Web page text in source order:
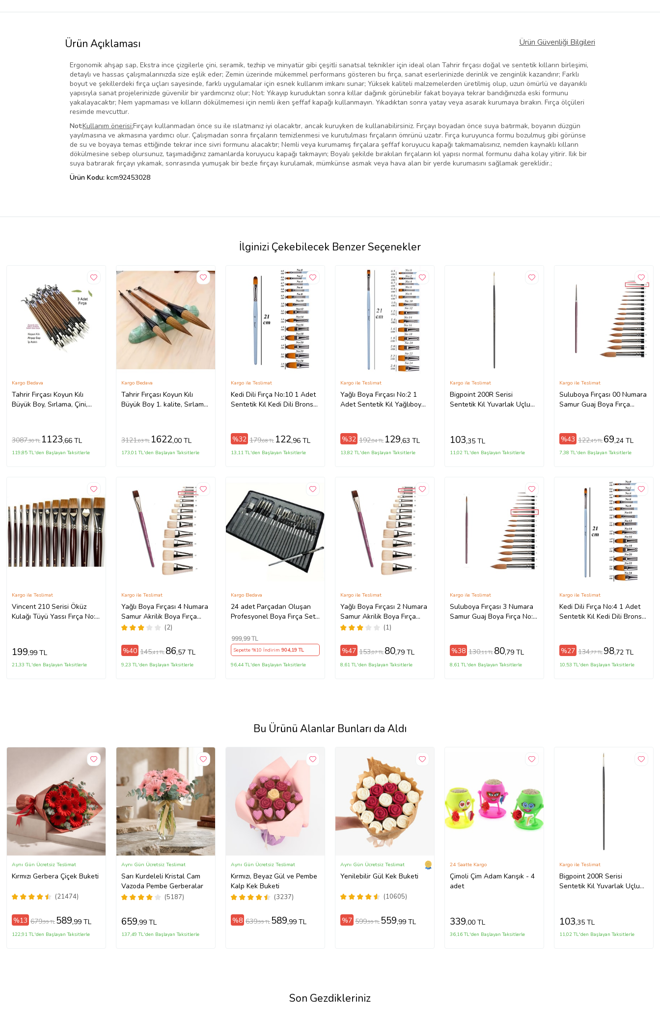
Ürün Açıklaması Ürün Güvenliği Bilgileri
Ergonomik ahşap sap, Ekstra ince çizgilerle çini, seramik, tezhip ve minyatür gibi çeşitli sanatsal teknikler için ideal olan Tahrir fırçası doğal ve sentetik kılların birleşimi,
detaylı ve hassas çalışmalarınızda size eşlik eder; Zemin üzerinde mükemmel performans gösteren bu fırça, sanat eserlerinizde derinlik ve zenginlik kazandırır; Farklı
boyut ve şekillerdeki fırça uçları sayesinde, farklı uygulamalar için esnek kullanım imkanı sunar; Yüksek kaliteli malzemelerden üretilmiş olup, uzun ömürlü ve dayanıklı
yapısıyla sanat projelerinizde güvenilir bir yardımcınız olur; Not: Yıkayıp kuruduktan sonra kıllar dağınık görünebilir fakat boyaya tekrar bandığınızda eski formunu
yakalayacaktır; Nem yapmaması ve kılların dökülmemesi için nemli iken şeffaf kapağı kullanmayın. Yıkadıktan sonra yatay veya asarak kurumaya bırakın. Fırça ölçüleri
resimde mevcuttur.
Not:Kullanım önerisi:Fırçayı kullanmadan önce su ile ıslatmanız iyi olacaktır, ancak kuruyken de kullanabilirsiniz. Fırçayı boyadan önce suya batırmak, boyanın düzgün
yayılmasına ve akmasına yardımcı olur. Çalışmadan sonra fırçaların temizlenmesi ve kurutulması fırçaların ömrünü uzatır. Fırça kuruyunca formu bozulmuş gibi görünse
de su ve boyaya temas ettiğinde tekrar ince sivri formunu alacaktır; Nemli veya kurumamış fırçalara şeffaf koruyucu kapağı takmamalısınız, nemden kaynaklı kılların
dökülmesine sebep olursunuz, taşımadığınız zamanlarda koruyucu kapağı takmayın; Boyalı şekilde bırakılan fırçaların kıl yapısı normal formunu daha kolay yitirir. Ilık bir
suya batırarak fırçayı yıkamak, sonrasında yumuşak bir bezle fırçayı kurulamak, mümkünse asmak veya hava alan bir yerde kurumasını sağlamak gereklidir.;
Ürün Kodu: kcm92453028
İlginizi Çekebilecek Benzer Seçenekler
Tahrir Fırçası Koyun Kılı
Büyük Boy, Sırlama, Çini,
Kargo Bedava
3087,30 TL 1123,66 TL
119,85 TL'den Başlayan Taksitlerle
Tahrir Fırçası Koyun Kılı
Büyük Boy 1. kalite, Sırlama,
M-L 3 Adet (Çok Renkli)
Kargo Bedava
3121,63 TL 1622,00 TL
173,01 TL'den Başlayan Taksitlerle
Kedi Dili Fırça No:10 1 Adet
Sentetik Kıl Kedi Dili Brons
Kargo ile Teslimat
%32 179,68 TL 122,96 TL
13,11 TL'den Başlayan Taksitlerle
Yağlı Boya Fırçası No:2 1
Adet Sentetik Kıl Yağlıboya
Guaj Boya
Kargo ile Teslimat
%32 192,04 TL 129,63 TL
13,82 TL'den Başlayan Taksitlerle
Bigpoint 200R Serisi
Sentetik Kıl Yuvarlak Uçlu
Kargo ile Teslimat
103,35 TL
11,02 TL'den Başlayan Taksitlerle
Suluboya Fırçası 00 Numara
Samur Guaj Boya Fırça
Kargo ile Teslimat
%43 122,45 TL 69,24 TL
7,38 TL'den Başlayan Taksitlerle
Vincent 210 Serisi Öküz
Kulağı Tüyü Yassı Fırça No:
Kargo ile Teslimat
199,99 TL
21,33 TL'den Başlayan Taksitlerle
Yağlı Boya Fırçası 4 Numara
Samur Akrilik Boya Fırça
No:4 Yatsı Uç 1 Adet
(2)
Kargo ile Teslimat
%40 145,41 TL 86,57 TL
9,23 TL'den Başlayan Taksitlerle
24 adet Parçadan Oluşan
Profesyonel Boya Fırça Seti
Kargo Bedava
999,99 TL
Sepette %10 İndirim 904,19 TL
96,44 TL'den Başlayan Taksitlerle
Yağlı Boya Fırçası 2 Numara
Samur Akrilik Boya Fırça
No:2 Yatsı Uç 1 Adet
(1)
Kargo ile Teslimat
%47 153,07 TL 80,79 TL
8,61 TL'den Başlayan Taksitlerle
Suluboya Fırçası 3 Numara
Samur Guaj Boya Fırça No:3
Kargo ile Teslimat
%38 130,11 TL 80,79 TL
8,61 TL'den Başlayan Taksitlerle
Kedi Dili Fırça No:4 1 Adet
Sentetik Kıl Kedi Dili Brons
Kargo ile Teslimat
%27 134,77 TL 98,72 TL
10,53 TL'den Başlayan Taksitlerle
Bu Ürünü Alanlar Bunları da Aldı
Kırmızı Gerbera Çiçek Buketi
(21474)
Aynı Gün Ücretsiz Teslimat
%13 679,99 TL 589,99 TL
122,91 TL'den Başlayan Taksitlerle
Sarı Kurdeleli Kristal Cam
Vazoda Pembe Gerberalar
(5187)
Aynı Gün Ücretsiz Teslimat
659,99 TL
137,49 TL'den Başlayan Taksitlerle
Kırmızı, Beyaz Gül ve Pembe
Kalp Kek Buketi
(3237)
Aynı Gün Ücretsiz Teslimat
%8 639,99 TL 589,99 TL
Yenilebilir Gül Kek Buketi
(10605)
Aynı Gün Ücretsiz Teslimat
%7 599,99 TL 559,99 TL
Çimoli Çim Adam Karışık - 4
adet
24 Saatte Kargo
339,00 TL
36,16 TL'den Başlayan Taksitlerle
Bigpoint 200R Serisi
Sentetik Kıl Yuvarlak Uçlu
Kargo ile Teslimat
103,35 TL
11,02 TL'den Başlayan Taksitlerle
Son Gezdikleriniz